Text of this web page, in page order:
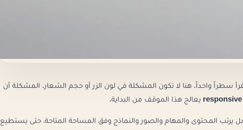
سطراً واحداً. هنا لا تكون المشكلة في لون الزر أو حجم الشعار. المشكلة أن
يعالج هذا الموقف من البداية.
المحتوى والمهام والصور والنماذج وفق المساحة المتاحة، حتى يستطيع